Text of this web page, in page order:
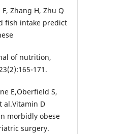
Zhang H, Zhu Q
fish intake predict
of nutrition,
171.
E,Oberfield S,
al.Vitamin D
morbidly obese
surgery.